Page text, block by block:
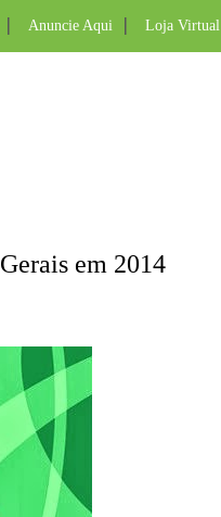
Anuncie Aqui Loja Virtual
em 2014